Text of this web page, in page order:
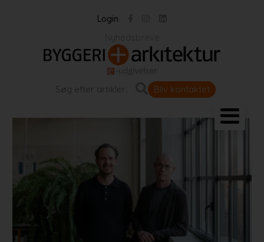
Login
Bliv kontaktet
Portrætter